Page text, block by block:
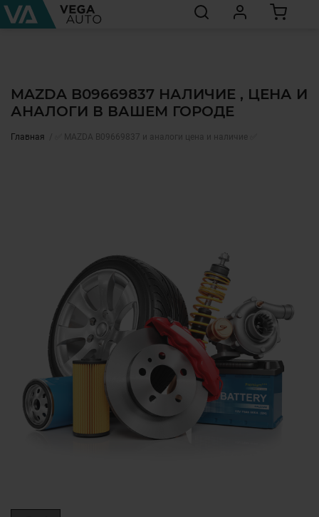
MAZDA B09669837 НАЛИЧИЕ , ЦЕНА И
АНАЛОГИ В ВАШЕМ ГОРОДЕ
Главная ✅ MAZDA B09669837 и аналоги цена и наличие ✅